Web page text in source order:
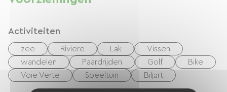
onbeperkte drankjes. Voor uw gemoedsrust zijn
afgesloten terrein.
Activiteiten
zee Riviere Lak
Vissen
wandelen
Paardrijden Golf
Bike
Voie Verte
Speeltuin Biljart